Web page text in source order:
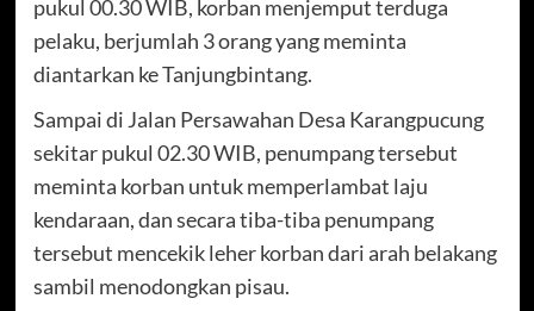
pukul 00.30 WIB, korban menjemput terduga
pelaku, berjumlah 3 orang yang meminta
diantarkan ke Tanjungbintang.
Sampai di Jalan Persawahan Desa Karangpucung
sekitar pukul 02.30 WIB, penumpang tersebut
meminta korban untuk memperlambat laju
kendaraan, dan secara tiba-tiba penumpang
tersebut mencekik leher korban dari arah belakang
sambil menodongkan pisau.